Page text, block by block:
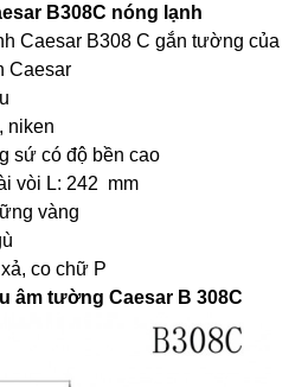
B308C nóng lạnh
Caesar B308 C gắn tường của
Caesar
niken
sứ có độ bền cao
vòi L: 242 mm
vàng
co chữ P
âm tường Caesar B 308C